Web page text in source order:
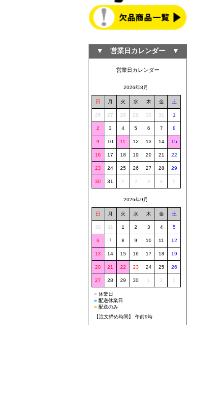
▼ 営業日カレンダー ▼
営業日カレンダー
2026年8月
日 月 火 水 木 金 土
26 27 28 29 30 31 1
2 3 4 5 6 7 8
9 10 11 12 13 14 15
16 17 18 19 20 21 22
23 24 25 26 27 28 29
30 31 1 2 3 4 5
2026年9月
日 月 火 水 木 金 土
30 31 1 2 3 4 5
6 7 8 9 10 11 12
13 14 15 16 17 18 19
20 21 22 23 24 25 26
27 28 29 30 1 2 3
■ 休業日
■ 配送休業日
■ 配送のみ
【注文締め時間】 午前9時